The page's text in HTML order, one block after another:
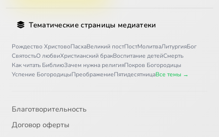
Тематические страницы медиатеки
Рождество ХристовоПасхаВеликий постПостМолитваЛитургияБог
СвятостьО любвиХристианский бракВоспитание детейСмерть
Как читать БиблиюЗачем нужна религияПокров Богородицы
Успение БогородицыПреображениеПятидесятницаВсе темы →
Благотворительность
Договор оферты